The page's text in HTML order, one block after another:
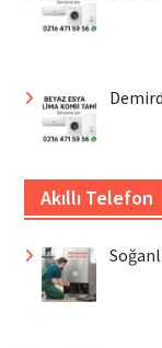
Akıllı Telefon